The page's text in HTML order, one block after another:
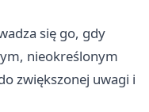
się go, gdy
nieokreślonym
zwiększonej uwagi i